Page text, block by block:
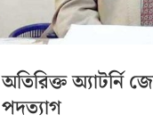
অতিরিক্ত অ্যাটর্নি
পদত্যাগ